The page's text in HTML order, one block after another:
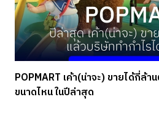
POPMART เค้า(น่าจะ) ขายได้กี่ล้
ขนาดไหน ในปีล่าสุด